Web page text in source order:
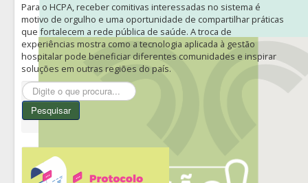
Para o HCPA, receber comitivas interessadas no sistema é
motivo de orgulho e uma oportunidade de compartilhar práticas
que fortalecem a rede pública de saúde. A troca de
experiências mostra como a tecnologia aplicada à gestão
hospitalar pode beneficiar diferentes comunidades e inspirar
soluções em outras regiões do país.
Pesquisar...
Pesquisar